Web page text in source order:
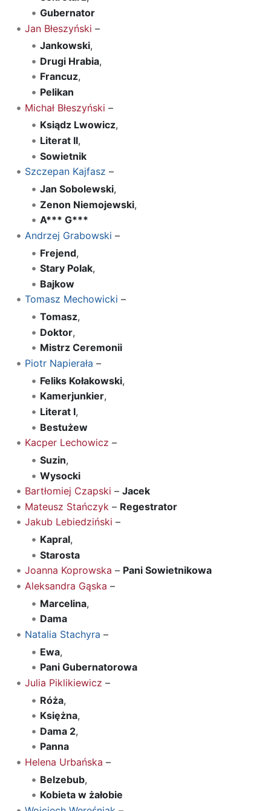
Gubernator
Jan Błeszyński –
Jankowski,
Drugi Hrabia,
Francuz,
Pelikan
Michał Błeszyński –
Ksiądz Lwowicz,
Literat II,
Sowietnik
Szczepan Kajfasz –
Jan Sobolewski,
Zenon Niemojewski,
A*** G***
Andrzej Grabowski –
Frejend,
Stary Polak,
Bajkow
Tomasz Mechowicki –
Tomasz,
Doktor,
Mistrz Ceremonii
Piotr Napierała –
Feliks Kołakowski,
Kamerjunkier,
Literat I,
Bestużew
Kacper Lechowicz –
Suzin,
Wysocki
Bartłomiej Czapski – Jacek
Mateusz Stańczyk – Regestrator
Jakub Lebiedziński –
Kapral,
Starosta
Joanna Koprowska – Pani Sowietnikowa
Aleksandra Gąska –
Marcelina,
Dama
Natalia Stachyra –
Ewa,
Pani Gubernatorowa
Julia Piklikiewicz –
Róża,
Księżna,
Dama 2,
Panna
Helena Urbańska –
Belzebub,
Kobieta w żałobie